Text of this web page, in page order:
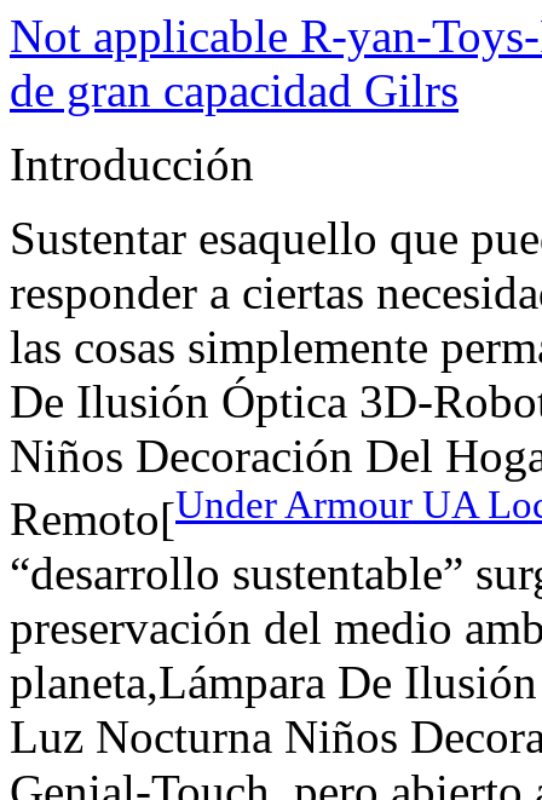
Not applicable R-yan-
de gran capacidad Gilrs
Introducción
Sustentar esaquello que
responder a ciertas
las cosas simplemente
De Ilusión Óptica 3D-
Niños Decoración Del
Remoto[Under Armour UA
“desarrollo sustentable”
preservación del medio
planeta,Lámpara De
Luz Nocturna Niños